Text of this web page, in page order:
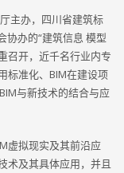
主办，四川省建筑标
协办的“建筑信息 模型
召开，近千名行业内专
标准化、BIM在建设项
与新技术的结合与应
虚拟现实及其前沿应
术及其具体应用，并且